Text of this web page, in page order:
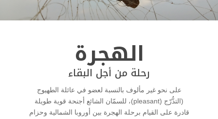
الهجرة
رحلة من أجل البقاء
على نحو غير مألوف بالنسبة لعضو في عائلة الطهيوج
(التدُّرّج (pleasant)، للسمّان الشائع أجنحة قوية طويلة
قادرة على القيام برحلة الهجرة بين أوروبا الشمالية وحزام